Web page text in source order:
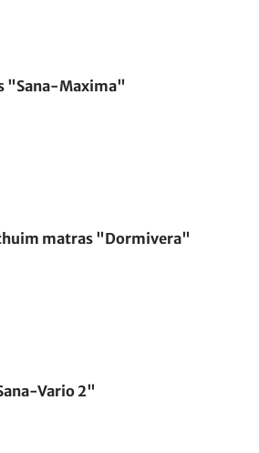
"Sana-Maxima"
matras "Dormivera"
Vario 2"